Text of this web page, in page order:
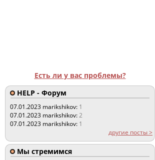
Есть ли у вас проблемы?
HELP - Форум
07.01.2023 marikshikov: 1
07.01.2023 marikshikov:2
07.01.2023 marikshikov: 1
другие посты >
Мы стремимся